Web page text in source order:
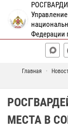
Федерации
Главная
МЕСТА В